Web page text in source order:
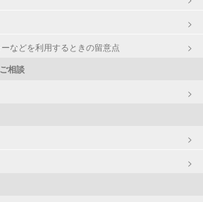
などを利用するときの留意点
相談